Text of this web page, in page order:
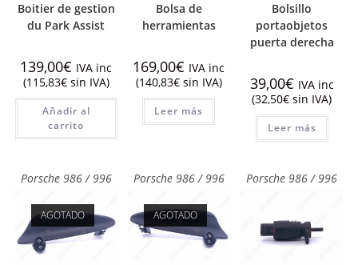
Boitier de gestion
du Park Assist
139,00€ IVA inc
(115,83€sin IVA)
Añadir al
carrito
Bolsa de
herramientas
169,00€ IVA inc
(140,83€sin IVA)
Leer más
Bolsillo
portaobjetos
puerta derecha
39,00€ IVA inc
(32,50€ sin IVA)
Leer más
Porsche 986 / 996
AGOTADO
Porsche 986 / 996
AGOTADO
Porsche 986 / 996